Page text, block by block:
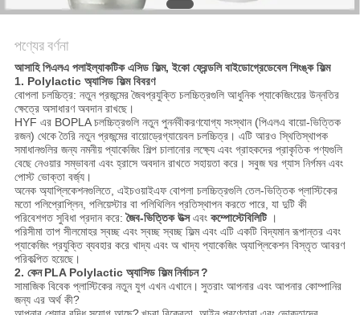
পণ্যের বর্ণনা
আসাহি পিএলএ পলাইল্যাকটিক এসিড ফিল্ম, ইকো ফ্রেন্ডলি বাইডোগ্রেডেবেল শিংঙ্ক ফিল্ম
1. Polylactic অ্যাসিড ফিল্ম বিবরণ
বোপলা চলচ্চিত্র: নতুন প্রজন্মের জৈবপ্রযুক্তি চলচ্চিত্রগুলি আধুনিক প্যাকেজিংয়ের উন্নতির
ক্ষেত্রে অসাধারণ অবদান রাখছে।
HYF এর BOPLA চলচ্চিত্রগুলি নতুন পুনর্নবীকরণযোগ্য সংস্থান (পিএলএ বায়ো-ভিত্তিক
রজন) থেকে তৈরি নতুন প্রজন্মের বায়োড্রেগ্যায়েবল চলচ্চিত্র। এটি আরও স্থিতিস্থাপক
সমাধানগুলির জন্য নমনীয় প্যাকেজিং শিল্প চালানোর লক্ষ্যে এবং গ্রাহকদের প্রাকৃতিক পণ্যগুলি
বেছে নেওয়ার সম্ভাবনা এবং হ্রাসে অবদান রাখতে সহায়তা করে। সবুজ ঘর গ্যাস নির্গমন এবং
পোস্ট ভোক্তা বর্জ্য।
অনেক অ্যাপ্লিকেশনগুলিতে, এইচওয়াইএফ বোপলা চলচ্চিত্রগুলি তেল-ভিত্তিক প্লাস্টিকের
মতো পলিপ্রোপ্লিন, পলিয়েস্টার বা পলিথিলিন প্রতিস্থাপন করতে পারে, যা দুটি কী
পরিবেশগত সুবিধা প্রদান করে:জৈব-ভিত্তিক উত্সএবং কম্পোস্টেবিলিটি।
পরিসীমা তাপ সীলমোহর স্বচ্ছ এবং স্বচ্ছ স্বচ্ছ ফিল্ম এবং এটি একটি বিদ্যমান রূপান্তর এবং
প্যাকেজিং প্রযুক্তি ব্যবহার করে খাদ্য এবং অ খাদ্য প্যাকেজিং অ্যাপ্লিকেশন বিস্তৃত আবরণ
পরিকল্পিত হয়েছে।
2. কেন PLA Polylactic অ্যাসিড ফিল্মনির্বাচন?
সামাজিক বিবেক প্লাস্টিকের নতুন যুগ এখন এখানে। সুতরাং আপনার এবং আপনার কোম্পানির
জন্য এর অর্থ কী?